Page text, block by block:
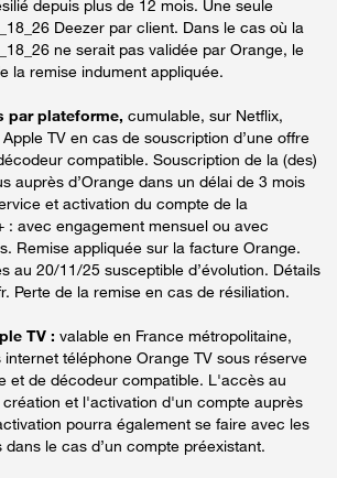
depuis plus de 12 mois. Une seule
Deezer par client. Dans le cas où la
ne serait pas validée par Orange, le
la remise indument appliquée.
par plateforme, cumulable, sur Netflix,
TV en cas de souscription d’une offre
compatible. Souscription de la (des)
auprès d’Orange dans un délai de 3 mois
et activation du compte de la
: avec engagement mensuel ou avec
Remise appliquée sur la facture Orange.
au 20/11/25 susceptible d’évolution. Détails
Perte de la remise en cas de résiliation.
TV : valable en France métropolitaine,
téléphone Orange TV sous réserve
et de décodeur compatible. L'accès au
et l'activation d'un compte auprès
pourra également se faire avec les
dans le cas d’un compte préexistant.